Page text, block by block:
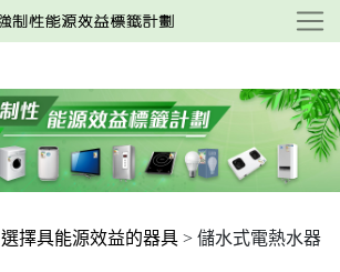
選擇具能源效益的器具 > 儲水式電熱水器